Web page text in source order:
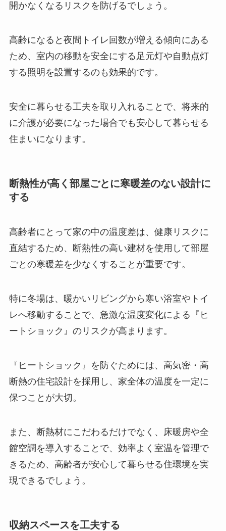
開かなくなるリスクを防げるでしょう。
高齢になると夜間トイレ回数が増える傾向にある
ため、室内の移動を安全にする足元灯や自動点灯
する照明を設置するのも効果的です。
安全に暮らせる工夫を取り入れることで、将来的
に介護が必要になった場合でも安心して暮らせる
住まいになります。
断熱性が高く部屋ごとに寒暖差のない設計に
する
高齢者にとって家の中の温度差は、健康リスクに
直結するため、断熱性の高い建材を使用して部屋
ごとの寒暖差を少なくすることが重要です。
特に冬場は、暖かいリビングから寒い浴室やトイ
レへ移動することで、急激な温度変化による『ヒ
ートショック』のリスクが高まります。
『ヒートショック』を防ぐためには、高気密・高
断熱の住宅設計を採用し、家全体の温度を一定に
保つことが大切。
また、断熱材にこだわるだけでなく、床暖房や全
館空調を導入することで、効率よく室温を管理で
きるため、高齢者が安心して暮らせる住環境を実
現できるでしょう。
収納スペースを工夫する